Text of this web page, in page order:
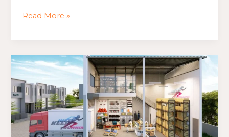
Read More »
Gambar
Desain
Ruko
dengan
Area
Gudang